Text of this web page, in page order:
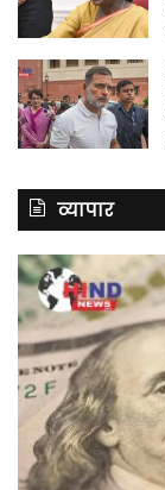
व्यापार